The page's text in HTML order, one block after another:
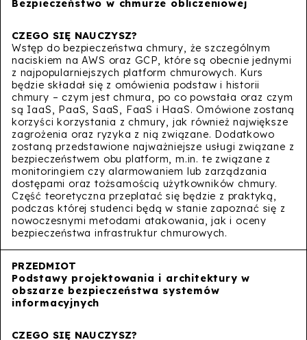
Bezpieczeństwo w chmurze obliczeniowej
Wstęp do bezpieczeństwa chmury, że szczególnym
naciskiem na AWS oraz GCP, które są obecnie jednymi
z najpopularniejszych platform chmurowych. Kurs
będzie składał się z omówienia podstaw i historii
chmury – czym jest chmura, po co powstała oraz czym
są IaaS, PaaS, SaaS, FaaS i HaaS. Omówione zostaną
korzyści korzystania z chmury, jak również największe
zagrożenia oraz ryzyka z nią związane. Dodatkowo
zostaną przedstawione najważniejsze usługi związane z
bezpieczeństwem obu platform, m.in. te związane z
monitoringiem czy alarmowaniem lub zarządzania
dostępami oraz tożsamością użytkowników chmury.
Część teoretyczna przeplatać się będzie z praktyką,
podczas której studenci będą w stanie zapoznać się z
nowoczesnymi metodami atakowania, jak i oceny
bezpieczeństwa infrastruktur chmurowych.
Podstawy projektowania i architektury w
obszarze bezpieczeństwa systemów
informacyjnych